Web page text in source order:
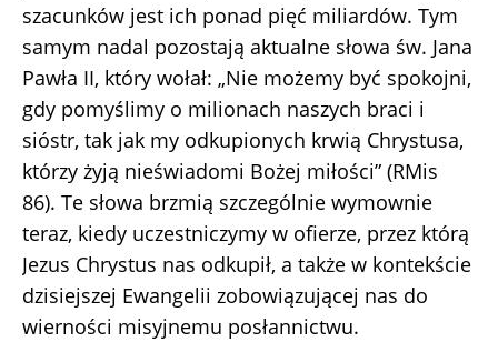
szacunków jest ich ponad pięć miliardów. Tym
samym nadal pozostają aktualne słowa św. Jana
Pawła II, który wołał: „Nie możemy być spokojni,
gdy pomyślimy o milionach naszych braci i
sióstr, tak jak my odkupionych krwią Chrystusa,
którzy żyją nieświadomi Bożej miłości” (RMis
86). Te słowa brzmią szczególnie wymownie
teraz, kiedy uczestniczymy w ofierze, przez którą
Jezus Chrystus nas odkupił, a także w kontekście
dzisiejszej Ewangelii zobowiązującej nas do
wierności misyjnemu posłannictwu.